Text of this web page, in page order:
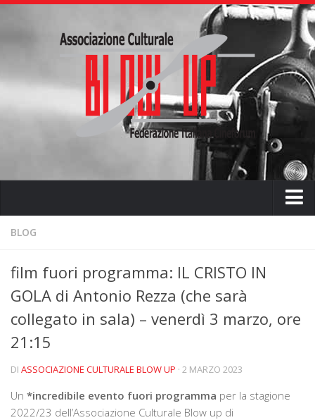
Home
L’ associazione
L’attività didattica
La storia
Rassegne
BLOG
film fuori programma: IL CRISTO IN
GOLA di Antonio Rezza (che sarà
collegato in sala) – venerdì 3 marzo, ore
21:15
DI ASSOCIAZIONE CULTURALE BLOW UP · 2 MARZO 2023
Un *incredibile evento fuori programma per la stagione
2022/23 dell’Associazione Culturale Blow up di